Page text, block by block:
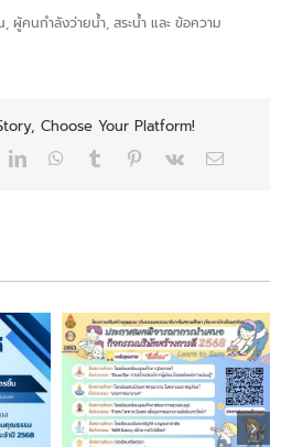
Choose Your Platform!
LinkedInWhatsApp
Tumblr Pinterest
Vk Email